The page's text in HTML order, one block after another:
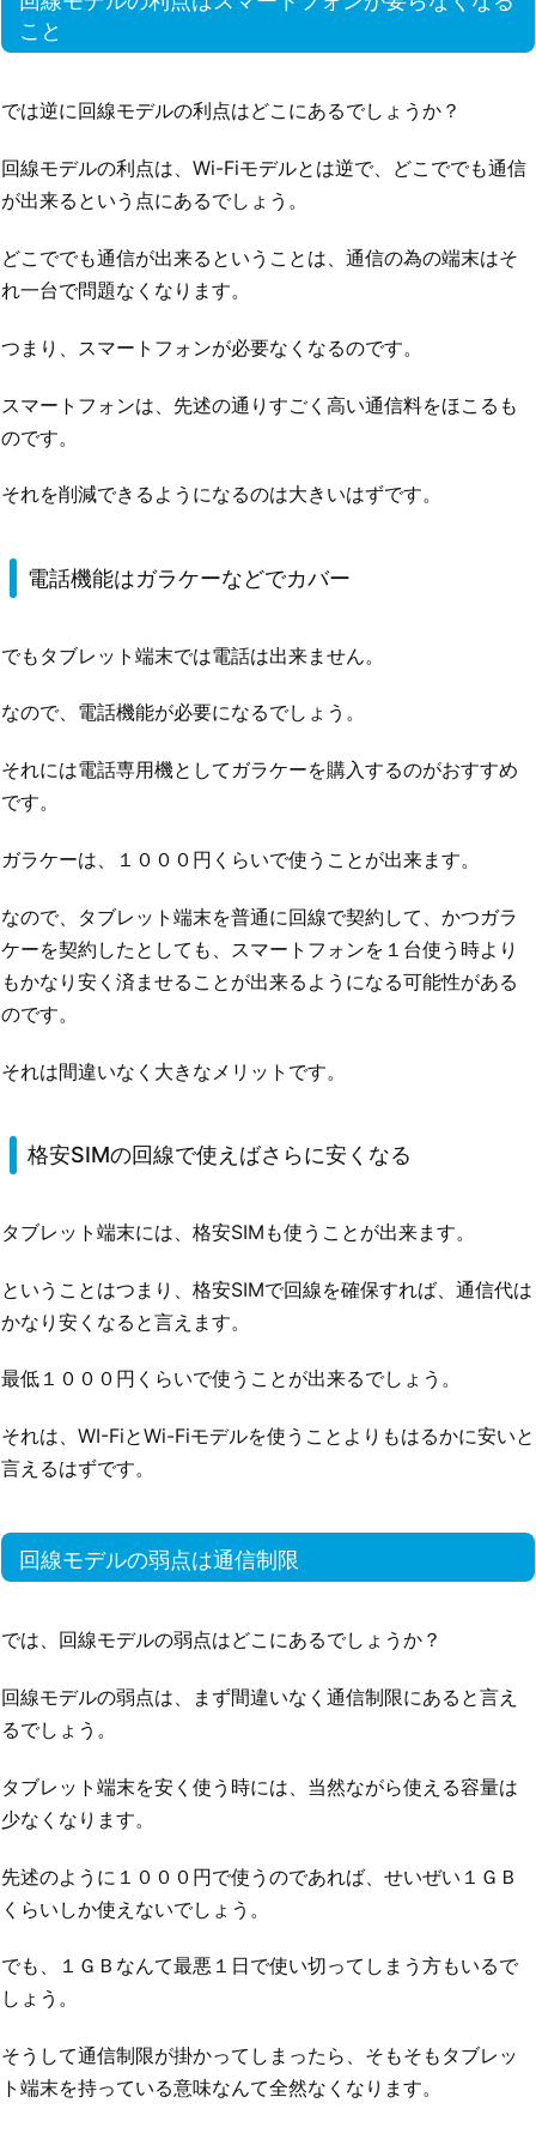
こと
では逆に回線モデルの利点はどこにあるでしょうか？
回線モデルの利点は、Wi-Fiモデルとは逆で、どこででも通信
が出来るという点にあるでしょう。
どこででも通信が出来るということは、通信の為の端末はそ
れ一台で問題なくなります。
つまり、スマートフォンが必要なくなるのです。
スマートフォンは、先述の通りすごく高い通信料をほこるも
のです。
それを削減できるようになるのは大きいはずです。
電話機能はガラケーなどでカバー
でもタブレット端末では電話は出来ません。
なので、電話機能が必要になるでしょう。
それには電話専用機としてガラケーを購入するのがおすすめ
です。
ガラケーは、１０００円くらいで使うことが出来ます。
なので、タブレット端末を普通に回線で契約して、かつガラ
ケーを契約したとしても、スマートフォンを１台使う時より
もかなり安く済ませることが出来るようになる可能性がある
のです。
それは間違いなく大きなメリットです。
格安SIMの回線で使えばさらに安くなる
タブレット端末には、格安SIMも使うことが出来ます。
ということはつまり、格安SIMで回線を確保すれば、通信代は
かなり安くなると言えます。
最低１０００円くらいで使うことが出来るでしょう。
それは、WI-FiとWi-Fiモデルを使うことよりもはるかに安いと
言えるはずです。
回線モデルの弱点は通信制限
では、回線モデルの弱点はどこにあるでしょうか？
回線モデルの弱点は、まず間違いなく通信制限にあると言え
るでしょう。
タブレット端末を安く使う時には、当然ながら使える容量は
少なくなります。
先述のように１０００円で使うのであれば、せいぜい１ＧＢ
くらいしか使えないでしょう。
でも、１ＧＢなんて最悪１日で使い切ってしまう方もいるで
しょう。
そうして通信制限が掛かってしまったら、そもそもタブレッ
ト端末を持っている意味なんて全然なくなります。